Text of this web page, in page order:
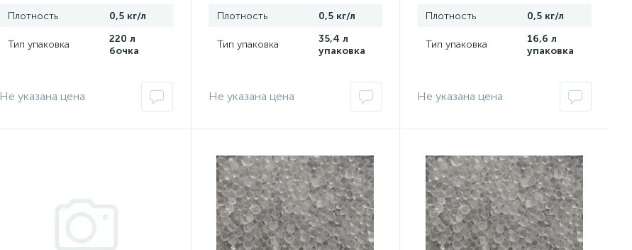
Плотность
0,5 кг/л
Тип упаковка
220 л
бочка
Не указана цена
Плотность
0,5 кг/л
Тип упаковка
35,4 л
упаковка
Не указана цена
Плотность
0,5 кг/л
Тип упаковка
16,6 л
упаковка
Не указана цена